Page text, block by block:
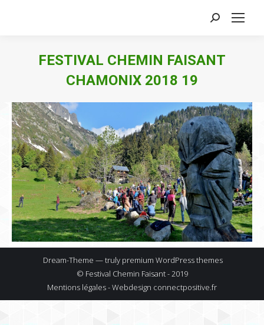
Search:
FESTIVAL CHEMIN FAISANT
CHAMONIX 2018 19
Dream-Theme — truly premium WordPress themes
© Festival Chemin Faisant - 2019
Mentions légales - Webdesign connectpositive.fr